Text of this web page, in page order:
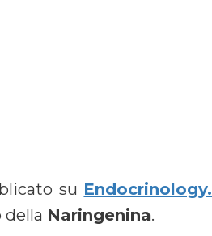
su Endocrinology.
della Naringenina.